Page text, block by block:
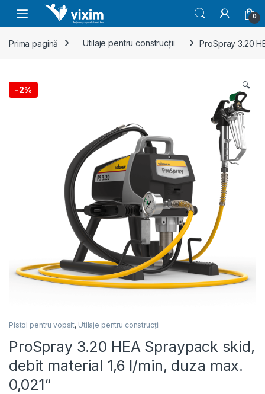
Skip to navigation
Skip to content
0
Prima pagină Utilaje pentru construcții ProSpray 3.20
-2% 🔍
Pistol pentru vopsit, Utilaje pentru construcții
ProSpray 3.20 HEA Spraypack skid,
debit material 1,6 l/min, duza max.
0,021“